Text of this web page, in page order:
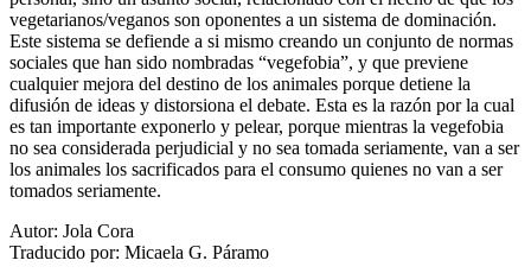
vegetarianos/veganos son oponentes a un sistema de dominación.
Este sistema se defiende a si mismo creando un conjunto de normas
sociales que han sido nombradas “vegefobia”, y que previene
cualquier mejora del destino de los animales porque detiene la
difusión de ideas y distorsiona el debate. Esta es la razón por la cual
es tan importante exponerlo y pelear, porque mientras la vegefobia
no sea considerada perjudicial y no sea tomada seriamente, van a ser
los animales los sacrificados para el consumo quienes no van a ser
tomados seriamente.
Autor: Jola Cora
Traducido por: Micaela G. Páramo